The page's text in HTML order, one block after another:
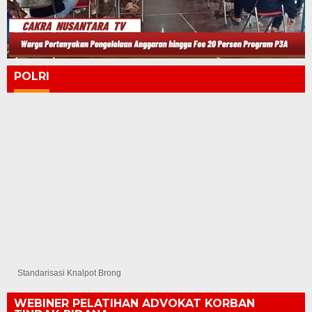
POLRI
Standarisasi Knalpot Brong
WEBINER PELATIHAN ADVOKAT KORBAN